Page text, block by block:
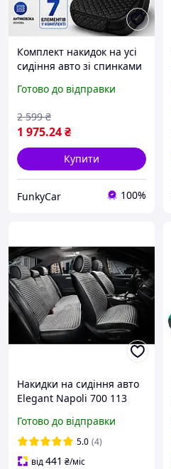
Комплект накидок на усі
сидіння авто зі спинками
чорні з чорною
задні крісла
Готово до відправки
1 975.24₴
2 599 ₴
Купити
FunkyCar 100%
Накидки на сидіння авто
Elegant Napoli 700 113
Готово до відправки
5.0 (4)
від441 ₴/міс